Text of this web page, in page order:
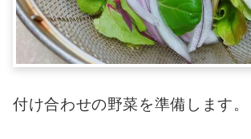
付け合わせの野菜を準備します。